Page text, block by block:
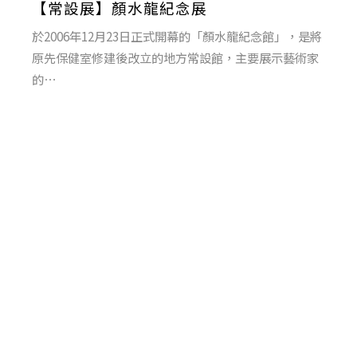
【常設展】顏水龍紀念展
於2006年12月23日正式開幕的「顏水龍紀念館」，是將
原先保健室修建後改立的地方常設館，主要展示藝術家
的⋯